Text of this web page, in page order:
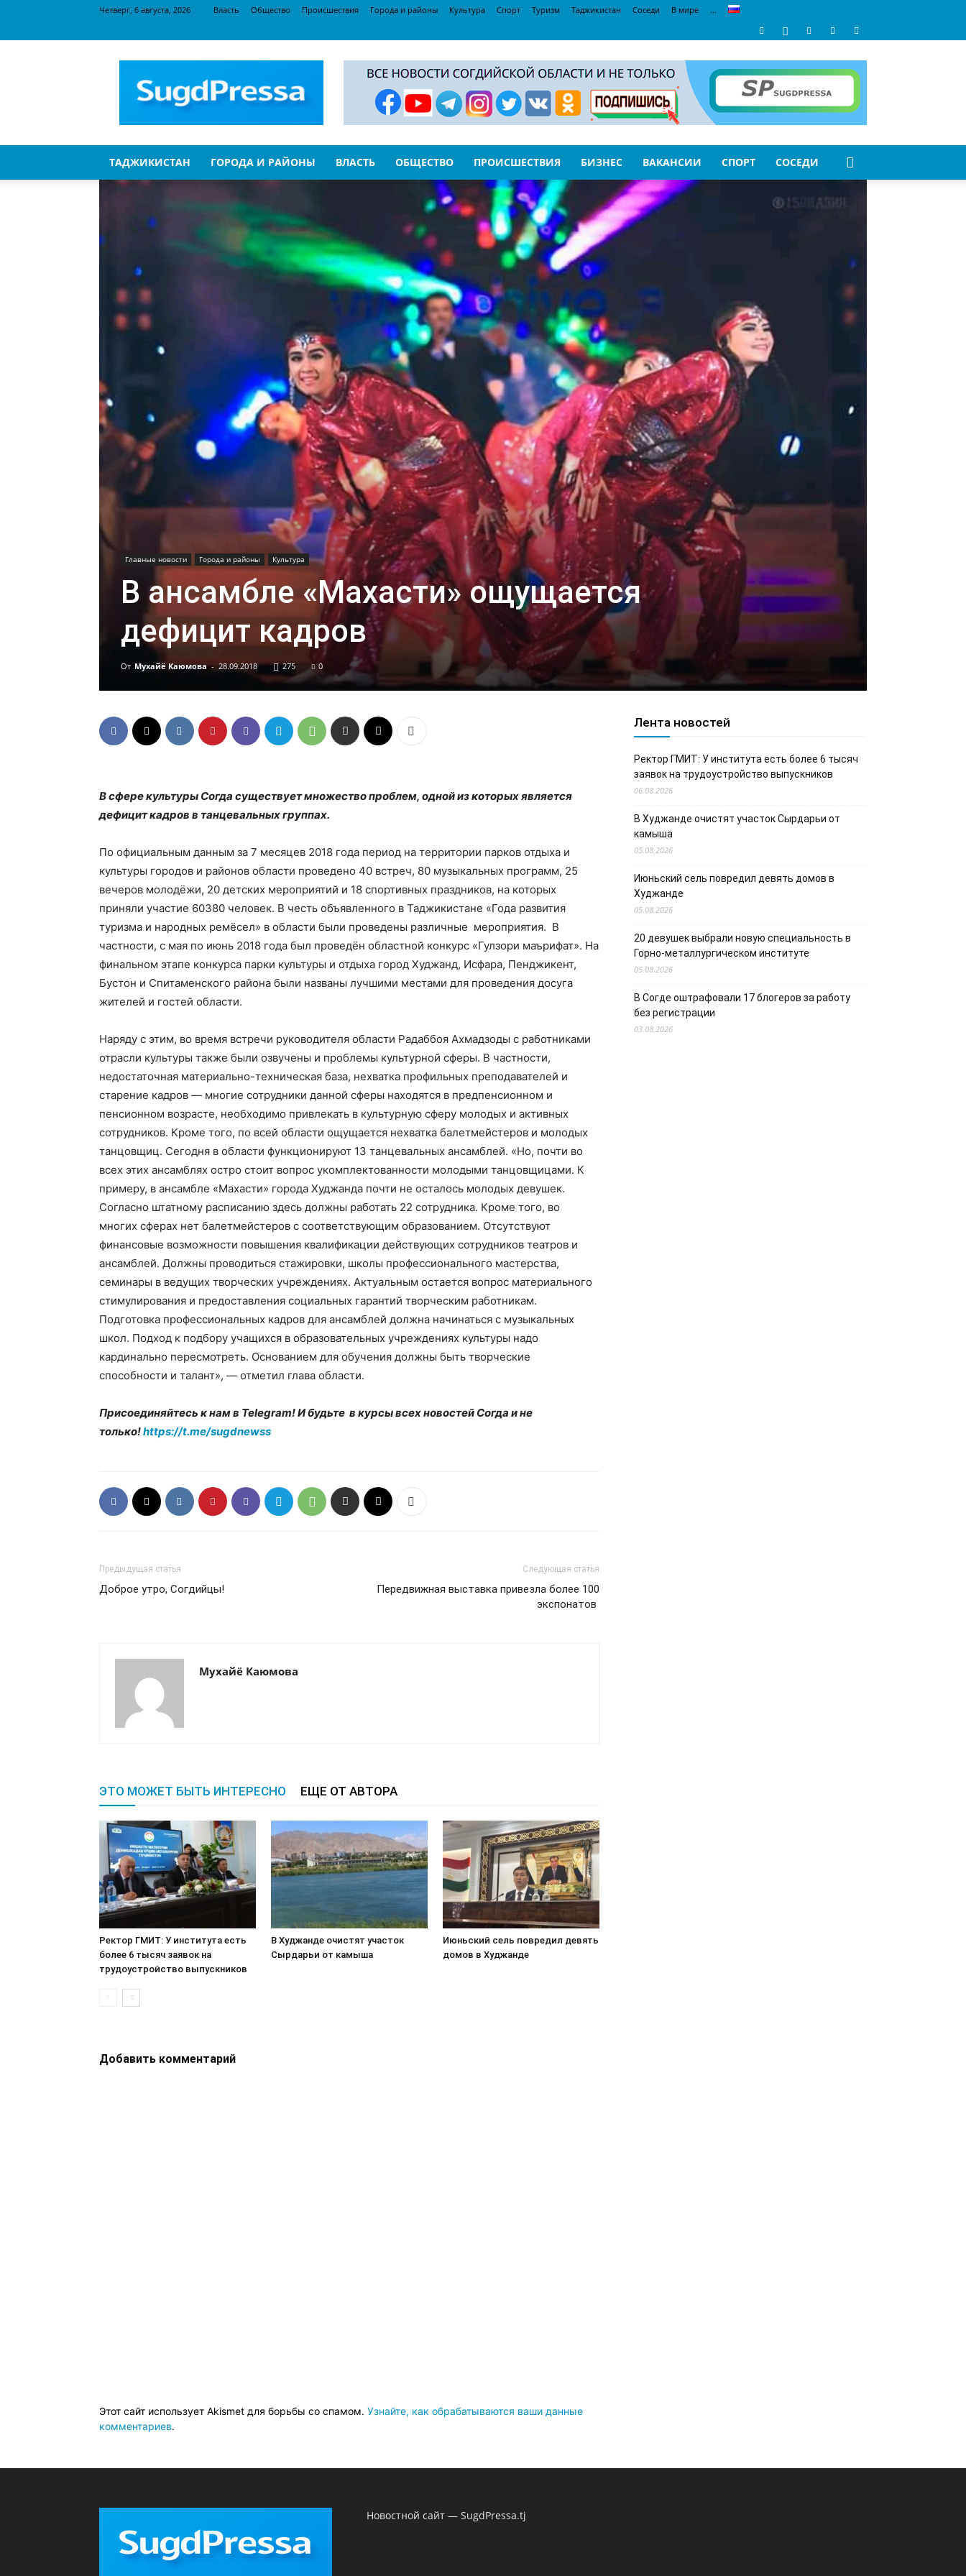
Четверг, 6 августа, 2026 Власть Общество Происшествия Города и районы Культура Спорт Туризм Таджикистан Соседи В мире …
ТАДЖИКИСТАН ГОРОДА И РАЙОНЫ ВЛАСТЬ ОБЩЕСТВО ПРОИСШЕСТВИЯ БИЗНЕС ВАКАНСИИ СПОРТ СОСЕДИ
Главные новости Города и районы Культура
В ансамбле «Махасти» ощущается
дефицит кадров
От Мухайё Каюмова - 28.09.2018 275 0
В сфере культуры Согда существует множество проблем, одной из которых является
дефицит кадров в танцевальных группах.
По официальным данным за 7 месяцев 2018 года период на территории парков отдыха и
культуры городов и районов области проведено 40 встреч, 80 музыкальных программ, 25
вечеров молодёжи, 20 детских мероприятий и 18 спортивных праздников, на которых
приняли участие 60380 человек. В честь объявленного в Таджикистане «Года развития
туризма и народных ремёсел» в области были проведены различные мероприятия. В
частности, с мая по июнь 2018 года был проведён областной конкурс «Гулзори маърифат». На
финальном этапе конкурса парки культуры и отдыха город Худжанд, Исфара, Пенджикент,
Бустон и Спитаменского района были названы лучшими местами для проведения досуга
жителей и гостей области.
Наряду с этим, во время встречи руководителя области Радаббоя Ахмадзоды с работниками
отрасли культуры также были озвучены и проблемы культурной сферы. В частности,
недостаточная материально-техническая база, нехватка профильных преподавателей и
старение кадров — многие сотрудники данной сферы находятся в предпенсионном и
пенсионном возрасте, необходимо привлекать в культурную сферу молодых и активных
сотрудников. Кроме того, по всей области ощущается нехватка балетмейстеров и молодых
танцовщиц. Сегодня в области функционируют 13 танцевальных ансамблей. «Но, почти во
всех этих ансамблях остро стоит вопрос укомплектованности молодыми танцовщицами. К
примеру, в ансамбле «Махасти» города Худжанда почти не осталось молодых девушек.
Согласно штатному расписанию здесь должны работать 22 сотрудника. Кроме того, во
многих сферах нет балетмейстеров с соответствующим образованием. Отсутствуют
финансовые возможности повышения квалификации действующих сотрудников театров и
ансамблей. Должны проводиться стажировки, школы профессионального мастерства,
семинары в ведущих творческих учреждениях. Актуальным остается вопрос материального
стимулирования и предоставления социальных гарантий творческим работникам.
Подготовка профессиональных кадров для ансамблей должна начинаться с музыкальных
школ. Подход к подбору учащихся в образовательных учреждениях культуры надо
кардинально пересмотреть. Основанием для обучения должны быть творческие
способности и талант», — отметил глава области.
Присоединяйтесь к нам в Telegram! И будьте в курсы всех новостей Согда и не
только!https://t.me/sugdnewss
Предыдущая статья
Доброе утро, Согдийцы!
Следующая статья
Передвижная выставка привезла более 100
экспонатов
Мухайё Каюмова
ЭТО МОЖЕТ БЫТЬ ИНТЕРЕСНО ЕЩЕ ОТ АВТОРА
Ректор ГМИТ: У института есть
более 6 тысяч заявок на
трудоустройство выпускников
В Худжанде очистят участок
Сырдарьи от камыша
Июньский сель повредил девять
домов в Худжанде
Добавить комментарий
Этот сайт использует Akismet для борьбы со спамом. Узнайте, как обрабатываются ваши данные
комментариев.
Лента новостей
Ректор ГМИТ: У института есть более 6 тысяч
заявок на трудоустройство выпускников
06.08.2026
В Худжанде очистят участок Сырдарьи от
камыша
05.08.2026
Июньский сель повредил девять домов в
Худжанде
05.08.2026
20 девушек выбрали новую специальность в
Горно-металлургическом институте
05.08.2026
В Согде оштрафовали 17 блогеров за работу
без регистрации
03.08.2026
Новостной сайт — SugdPressa.tj